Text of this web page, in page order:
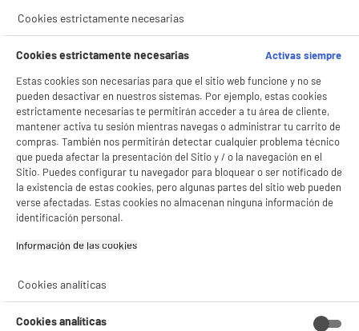
9€
BIENVENIDO a ELECTRO
DEPOT
y sus socios utilizan cookies que procesan tus datos personales para:
- compartir contenido adaptado a tus preferencias
- ofrecer publicidad y comunicaciones personalizadas
- facilitar el intercambio de contenido en las redes sociales
- analizar el tráfico en nuestro sitio web Consulta la política de cookies.
Consulta la política de cookies..
Si aceptas, la experiencia será aún mejor. Si no acepta, se utilizarán cookies
estadísticas anónimas basadas en tu navegación. Puedes oponerte a su uso
¡Buena visita!
Cookies estrictamente necesarias
Cookies estrictamente necesarias
Activas siempre
Estas cookies son necesarias para que el sitio web funcione y no se
pueden desactivar en nuestros sistemas. Por ejemplo, estas cookies
estrictamente necesarias te permitirán acceder a tu área de cliente,
mantener activa tu sesión mientras navegas o administrar tu carrito de
compras. También nos permitirán detectar cualquier problema técnico
que pueda afectar la presentación del Sitio y / o la navegación en el
Sitio. Puedes configurar tu navegador para bloquear o ser notificado de
la existencia de estas cookies, pero algunas partes del sitio web pueden
verse afectadas. Estas cookies no almacenan ninguna información de
identificación personal.
Información de las cookies‎
Cookies analíticas
Cookies analíticas